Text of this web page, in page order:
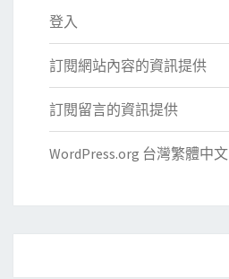
登入
訂閱網站內容的資訊提供
訂閱留言的資訊提供
WordPress.org 台灣繁體中文